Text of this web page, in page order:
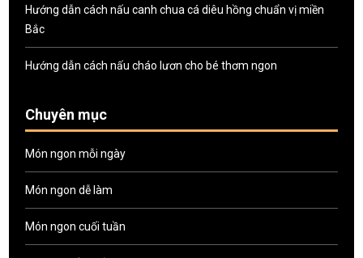
Hướng dẫn cách nấu canh chua cá diêu hồng chuẩn vị miền
Bắc
Hướng dẫn cách nấu cháo lươn cho bé thơm ngon
Chuyên mục
Món ngon mỗi ngày
Món ngon dễ làm
Món ngon cuối tuần